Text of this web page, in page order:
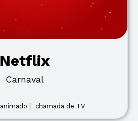
Netflix
Carnaval
animado | chamada de TV